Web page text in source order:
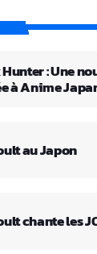
: Une
à Anime
au Japon
chante les